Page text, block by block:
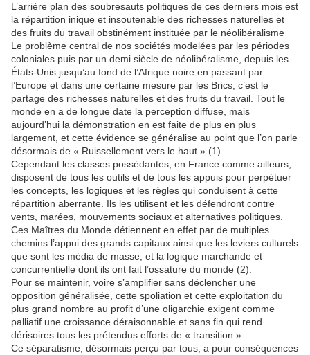
L’arrière plan des soubresauts politiques de ces derniers mois est
la répartition inique et insoutenable des richesses naturelles et
des fruits du travail obstinément instituée par le néolibéralisme
Le problème central de nos sociétés modelées par les périodes
coloniales puis par un demi siècle de néolibéralisme, depuis les
États-Unis jusqu’au fond de l’Afrique noire en passant par
l’Europe et dans une certaine mesure par les Brics, c’est le
partage des richesses naturelles et des fruits du travail. Tout le
monde en a de longue date la perception diffuse, mais
aujourd’hui la démonstration en est faite de plus en plus
largement, et cette évidence se généralise au point que l’on parle
désormais de « Ruissellement vers le haut » (1).
Cependant les classes possédantes, en France comme ailleurs,
disposent de tous les outils et de tous les appuis pour perpétuer
les concepts, les logiques et les règles qui conduisent à cette
répartition aberrante. Ils les utilisent et les défendront contre
vents, marées, mouvements sociaux et alternatives politiques.
Ces Maîtres du Monde détiennent en effet par de multiples
chemins l’appui des grands capitaux ainsi que les leviers culturels
que sont les média de masse, et la logique marchande et
concurrentielle dont ils ont fait l’ossature du monde (2).
Pour se maintenir, voire s’amplifier sans déclencher une
opposition généralisée, cette spoliation et cette exploitation du
plus grand nombre au profit d’une oligarchie exigent comme
palliatif une croissance déraisonnable et sans fin qui rend
dérisoires tous les prétendus efforts de « transition ».
Ce séparatisme, désormais perçu par tous, a pour conséquences